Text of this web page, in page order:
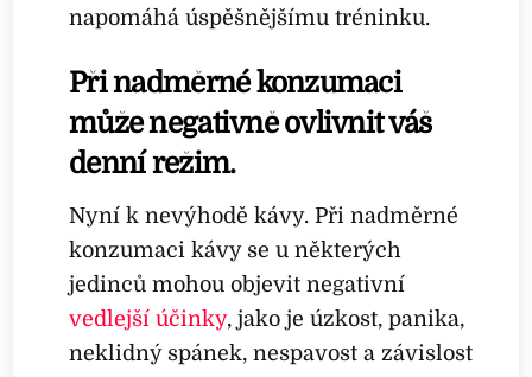
napomáhá úspěšnějšímu tréninku.
Při nadměrné konzumaci
může negativně ovlivnit váš
denní režim.
Nyní k nevýhodě kávy. Při nadměrné
konzumaci kávy se u některých
jedinců mohou objevit negativní
vedlejší účinky, jako je úzkost, panika,
neklidný spánek, nespavost a závislost